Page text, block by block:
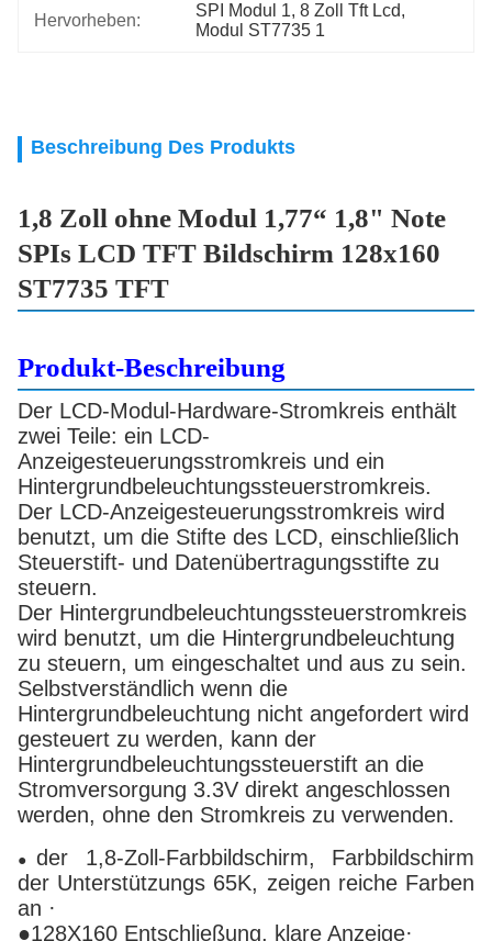
Hervorheben:
SPI Modul 1, 8 Zoll Tft Lcd,
Modul ST7735 1
Beschreibung Des Produkts
1,8 Zoll ohne Modul 1,77“ 1,8" Note
SPIs LCD TFT Bildschirm 128x160
ST7735 TFT
Produkt-Beschreibung
Der LCD-Modul-Hardware-Stromkreis enthält
zwei Teile: ein LCD-
Anzeigesteuerungsstromkreis und ein
Hintergrundbeleuchtungssteuerstromkreis.
Der LCD-Anzeigesteuerungsstromkreis wird
benutzt, um die Stifte des LCD, einschließlich
Steuerstift- und Datenübertragungsstifte zu
steuern.
Der Hintergrundbeleuchtungssteuerstromkreis
wird benutzt, um die Hintergrundbeleuchtung
zu steuern, um eingeschaltet und aus zu sein.
Selbstverständlich wenn die
Hintergrundbeleuchtung nicht angefordert wird
gesteuert zu werden, kann der
Hintergrundbeleuchtungssteuerstift an die
Stromversorgung 3.3V direkt angeschlossen
werden, ohne den Stromkreis zu verwenden.
●der 1,8-Zoll-Farbbildschirm, Farbbildschirm
der Unterstützungs 65K, zeigen reiche Farben
an ·
●128X160 Entschließung, klare Anzeige·